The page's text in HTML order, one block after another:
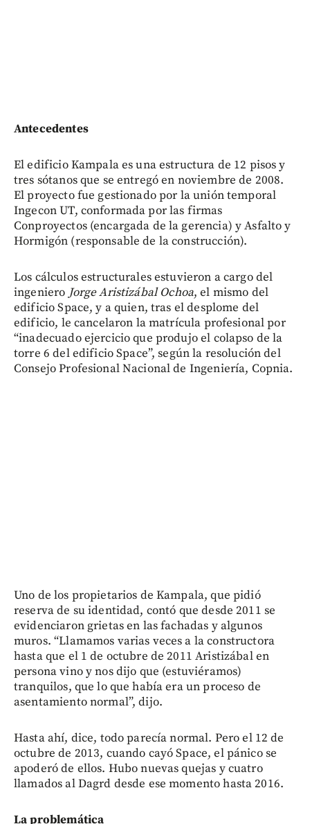
Antecedentes
El edificio Kampala es una estructura de 12 pisos y
tres sótanos que se entregó en noviembre de 2008.
El proyecto fue gestionado por la unión temporal
Ingecon UT, conformada por las firmas
Conproyectos (encargada de la gerencia) y Asfalto y
Hormigón (responsable de la construcción).
Los cálculos estructurales estuvieron a cargo del
ingeniero Jorge Aristizábal Ochoa, el mismo del
edificio Space, y a quien, tras el desplome del
edificio, le cancelaron la matrícula profesional por
“inadecuado ejercicio que produjo el colapso de la
torre 6 del edificio Space”, según la resolución del
Consejo Profesional Nacional de Ingeniería, Copnia.
Uno de los propietarios de Kampala, que pidió
reserva de su identidad, contó que desde 2011 se
evidenciaron grietas en las fachadas y algunos
muros. “Llamamos varias veces a la constructora
hasta que el 1 de octubre de 2011 Aristizábal en
persona vino y nos dijo que (estuviéramos)
tranquilos, que lo que había era un proceso de
asentamiento normal”, dijo.
Hasta ahí, dice, todo parecía normal. Pero el 12 de
octubre de 2013, cuando cayó Space, el pánico se
apoderó de ellos. Hubo nuevas quejas y cuatro
llamados al Dagrd desde ese momento hasta 2016.
La problemática